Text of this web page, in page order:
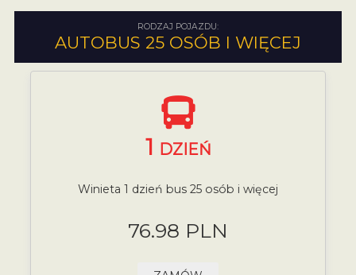
RODZAJ POJAZDU:
AUTOBUS 25 OSÓB I WIĘCEJ
1 DZIEŃ
Winieta 1 dzień bus 25 osób i więcej
76.98 PLN